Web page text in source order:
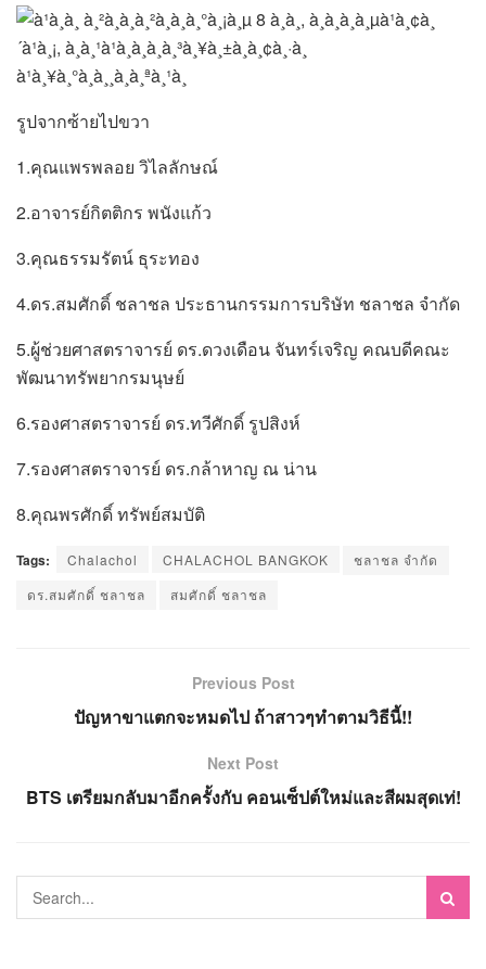
รูปจากซ้ายไปขวา
1.คุณแพรพลอย​ วิไลลักษณ์
2.อาจารย์กิตติกร พนังแก้ว
3.คุณธรรมรัตน์ ธุระทอง
4.ดร.สมศักดิ์ ชลาชล ประธานกรรมการบริษัท ชลาชล จำกัด
5.ผู้ช่วยศาสตราจารย์​ ดร.ดวงเดือน​ จันทร์เจริญ​ คณบดีคณะ
พัฒนาทรัพยากรมนุษย์​
6.รองศาสตราจารย์​ ดร.ทวีศักดิ์​ รูปสิงห์
7.รองศาสตราจารย์​ ดร.กล้าหาญ​ ณ​ น่าน
8.คุณพรศักดิ์ ทรัพย์สมบัติ
Tags: Chalachol CHALACHOL BANGKOK
ชลาชล จำกัด
ดร.สมศักดิ์ ชลาชล
สมศักดิ์ ชลาชล
Previous Post
ปัญหาขาแตกจะหมดไป ถ้าสาวๆทำตามวิธีนี้!!
Next Post
BTS เตรียมกลับมาอีกครั้งกับ คอนเซ็ปต์ใหม่และสีผมสุดเท่!